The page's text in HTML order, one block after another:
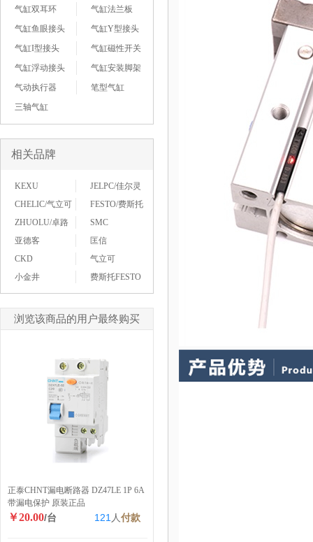
气缸双耳环
气缸法兰板
气缸鱼眼接头
气缸Y型接头
气缸I型接头
气缸磁性开关
气缸浮动接头
气缸安装脚架
气动执行器
笔型气缸
三轴气缸
相关品牌
KEXU
JELPC/佳尔灵
CHELIC/气立可
FESTO/费斯托
ZHUOLU/卓路
SMC
亚德客
匡信
CKD
气立可
小金井
费斯托FESTO
浏览该商品的用户最终购买
正泰CHNT漏电断路器 DZ47LE 1P 6A
带漏电保护 原装正品
￥20.00/台 121 人付款